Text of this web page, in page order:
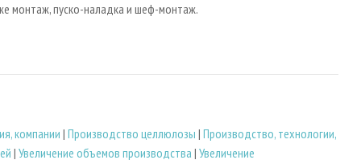
монтаж, пуско-наладка и шеф-монтаж.
компании | Производство целлюлозы | Производство, технологии,
| Увеличение объемов производства | Увеличение